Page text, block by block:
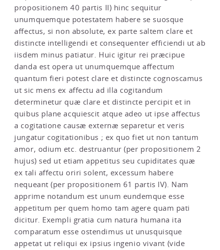
propositionem 40 partis II) hinc sequitur
unumquemque potestatem habere se suosque
affectus, si non absolute, ex parte saltem clare et
distincte intelligendi et consequenter efficiendi ut ab
iisdem minus patiatur. Huic igitur rei præcipue
danda est opera ut unumquemque affectum
quantum fieri potest clare et distincte cognoscamus
ut sic mens ex affectu ad illa cogitandum
determinetur quæ clare et distincte percipit et in
quibus plane acquiescit atque adeo ut ipse affectus
a cogitatione causæ externæ separetur et veris
jungatur cogitationibus ; ex quo fiet ut non tantum
amor, odium etc. destruantur (per propositionem 2
hujus) sed ut etiam appetitus seu cupiditates quæ
ex tali affectu oriri solent, excessum habere
nequeant (per propositionem 61 partis IV). Nam
apprime notandum est unum eundemque esse
appetitum per quem homo tam agere quam pati
dicitur. Exempli gratia cum natura humana ita
comparatum esse ostendimus ut unusquisque
appetat ut reliqui ex ipsius ingenio vivant (vide